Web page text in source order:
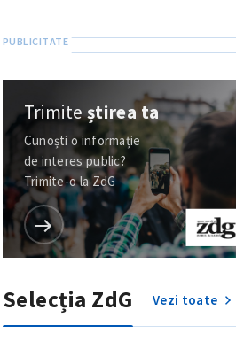
Trimiteștirea ta
Cunoști o informație
de interes public?
Trimite-o la ZdG
Selecția ZdG Vezi toate